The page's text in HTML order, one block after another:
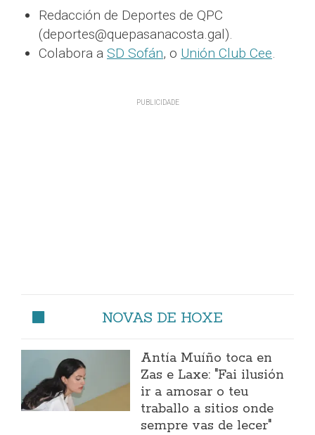
Redacción de Deportes de QPC
(deportes@quepasanacosta.gal).
Colabora a SD Sofán, o Unión Club Cee.
NOVAS DE HOXE
Antía Muíño toca en
Zas e Laxe: "Fai ilusión
ir a amosar o teu
traballo a sitios onde
sempre vas de lecer"